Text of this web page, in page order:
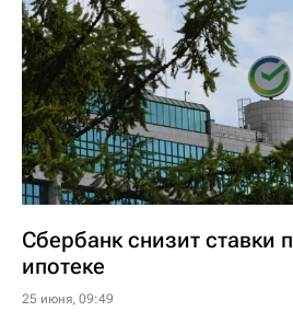
Сбербанк снизит ставки
ипотеке
25 июня, 09:49